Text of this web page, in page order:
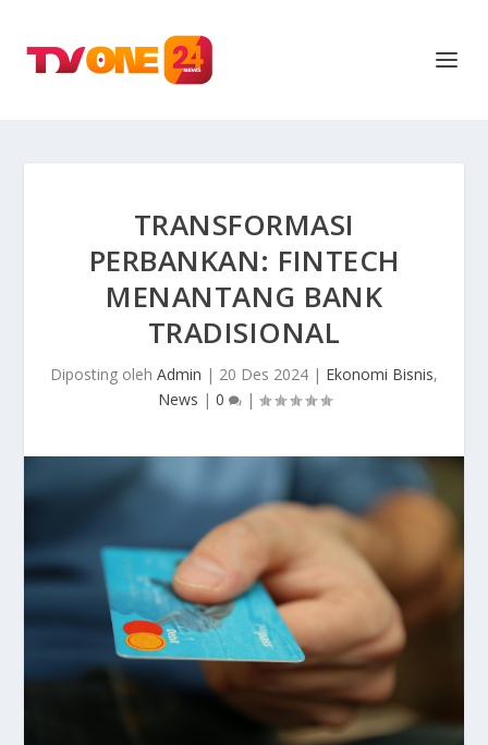
TRANSFORMASI
PERBANKAN: FINTECH
MENANTANG BANK
TRADISIONAL
Diposting oleh Admin | 20 Des 2024 | Ekonomi Bisnis,
News | 0 |